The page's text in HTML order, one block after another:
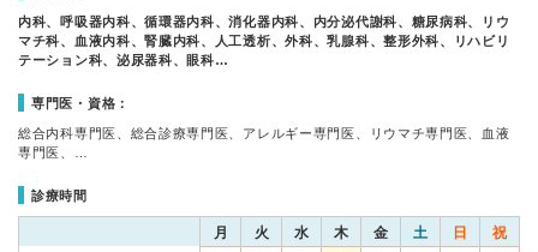
内科、呼吸器内科、循環器内科、消化器内科、内分泌代謝科、糖尿病科、リウ
マチ科、血液内科、腎臓内科、人工透析、外科、乳腺科、整形外科、リハビリ
テーション科、泌尿器科、眼科…
専門医・資格：
総合内科専門医、総合診療専門医、アレルギー専門医、リウマチ専門医、血液
専門医、…
診療時間
月 火 水 木 金 土 日 祝